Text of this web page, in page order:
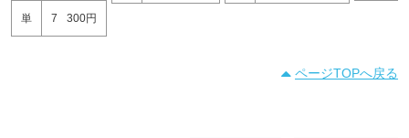
単 7 300円
ページTOPへ戻る